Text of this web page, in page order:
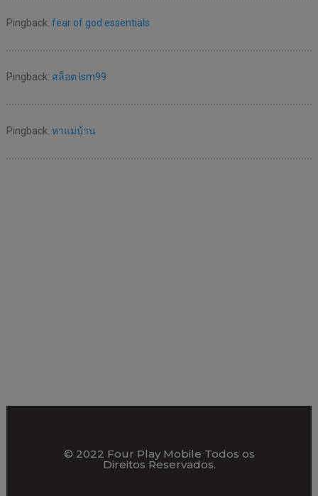
Pingback: fear of god essentials
Pingback: สล็อต lsm99
Pingback: หาแม่บ้าน
© 2022 Four Play Mobile Todos os
Direitos Reservados.